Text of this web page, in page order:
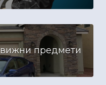
предмети